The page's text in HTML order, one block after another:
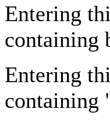
Entering
containing
Entering
containing